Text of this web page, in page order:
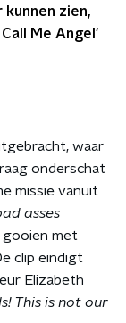
zien,
Me Angel'
waar
onderschat
missie vanuit
asses
gooien met
clip eindigt
Elizabeth
This is not our